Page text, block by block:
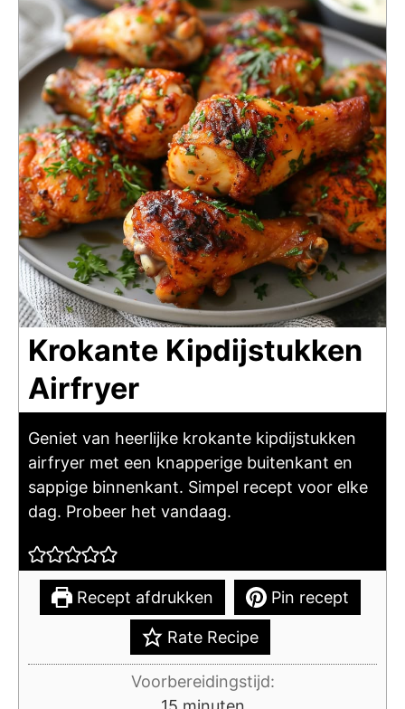
Krokante Kipdijstukken
Airfryer
Geniet van heerlijke krokante kipdijstukken
airfryer met een knapperige buitenkant en
sappige binnenkant. Simpel recept voor elke
dag. Probeer het vandaag.
Recept afdrukken Pin recept
Rate Recipe
Voorbereidingstijd:
minuten